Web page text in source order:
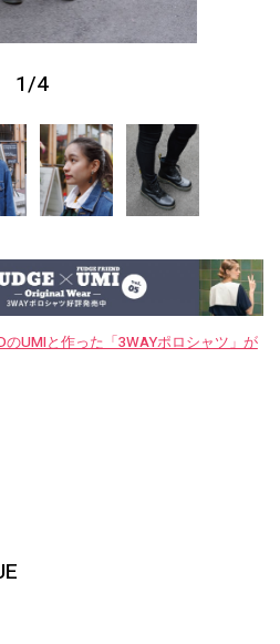
1/4
のUMIと作った「3WAYポロシャツ」が